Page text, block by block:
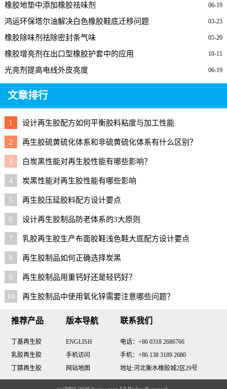
06-19
橡胶地垫中添加橡胶祛味剂
03-23
鸿运环保塔尔油解决白色橡胶鞋底迁移问题
05-20
橡胶除味剂祛除密封条气味
10-11
橡胶增亮剂在出口型橡胶护套中的应用
06-19
光亮剂提高电线外皮亮度
文章排行
1 设计再生胶配方如何平衡胶料粘度与加工性能
2 再生胶硫黄硫化体系和非硫黄硫化体系有什么区别？
3 白炭黑性能对再生胶性能有哪些影响？
4 炭黑性能对再生胶性能有哪些影响
5 再生胶压延胶料配方设计要点
6 设计再生胶制品防老体系的3大原则
7 乳胶再生胶生产布面胶鞋浅色鞋大底配方设计要点
8 再生胶制品如何正确选择炭黑
9 再生胶制品用重钙好还是轻钙好？
10 再生胶制品中使用氧化锌需要注意哪些问题？
推荐产品
丁基再生胶
乳胶再生胶
丁腈再生胶
版本导航
ENGLISH
手机访问
网站地图
联系我们
电话：+86 0318 2686766
手机：+86 138 3189 2680
地址:河北衡水橡胶城2区29号